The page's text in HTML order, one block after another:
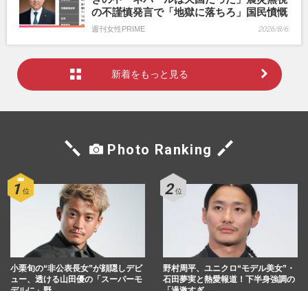
の不謹慎発言で「地獄に落ちろ」国民憤慨
週刊女性PRIME 2026/8/6
新着をもっと見る
Photo Ranking
小栗旬の“非公表長女”が顔隠しデビ
ュー、透ける山田優の「スーパーモ
野村周平、ユニクロ“モデル美女”・
石田夢実と熱愛報道！下半身強調の